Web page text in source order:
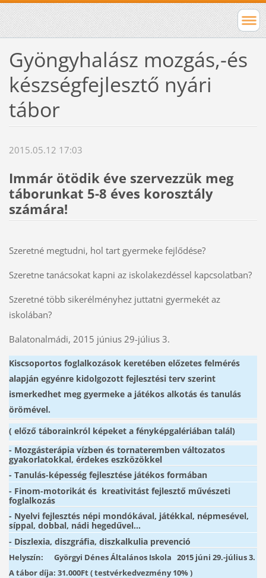
Gyöngyhalász mozgás,-és
készségfejlesztő nyári
tábor
2015.05.12 17:03
Immár ötödik éve szervezzük meg
táborunkat 5-8 éves korosztály
számára!
Szeretné megtudni, hol tart gyermeke fejlődése?
Szeretne tanácsokat kapni az iskolakezdéssel kapcsolatban?
Szeretné több sikerélményhez juttatni gyermekét az
iskolában?
Balatonalmádi, 2015 június 29-július 3.
Kiscsoportos foglalkozásokkeretében előzetes felmérés
alapján egyénre kidolgozott fejlesztési terv szerint
ismerkedhet meg gyermeke a játékos alkotás és tanulás
örömével.
( előző táborainkról képeket a fényképgalériában talál)
- Mozgásterápia vízben és tornateremben változatos
gyakorlatokkal, érdekes eszközökkel
- Tanulás-képesség fejlesztése játékos formában
- Finom-motorikát és kreativitást fejlesztő művészeti
foglalkozás
- Nyelvi fejlesztés népi mondókával, játékkal, népmesével,
síppal, dobbal, nádi hegedűvel…
- Diszlexia, diszgráfia, diszkalkulia prevenció
Helyszín: Györgyi Dénes Általános Iskola 2015 júni 29.-július 3.
A tábor díja: 31.000Ft ( testvérkedvezmény 10% )